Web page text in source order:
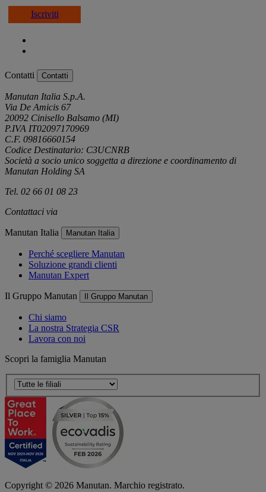
Iscriviti
Contatti Contatti
Manutan Italia S.p.A.
Via De Amicis 67
20092 Cinisello Balsamo (MI)
P.IVA IT02097170969
C.F. 09816660154
Codice Destinatario: C3UCNRB
Società a socio unico soggetta a direzione e coordinamento di
Manutan Holding SA
Tel. 02 66 01 08 23
Contattaci via
Manutan Italia Manutan Italia
Perché scegliere Manutan
Soluzione grandi clienti
Manutan Expert
Il Gruppo Manutan Il Gruppo Manutan
Chi siamo
La nostra Strategia CSR
Lavora con noi
Scopri la famiglia Manutan
Copyright © 2026 Manutan. Marchio registrato.